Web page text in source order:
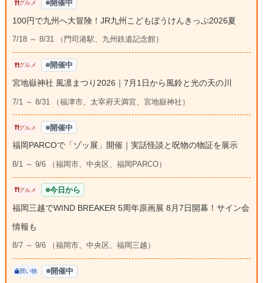
グルメ 開催中
100円で九州へ大冒険！JR九州こどもぼうけんきっぷ2026夏
7/18 ～ 8/31 （門司港駅、九州鉄道記念館）
グルメ 開催中
宮地嶽神社 風凛まつり2026｜7月1日から風鈴と光の天の川
7/1 ～ 8/31 （福津市、太宰府天満宮、宮地嶽神社）
グルメ 開催中
福岡PARCOで「ゾッ展」開催｜実話怪談と呪物の物証を展示
8/1 ～ 9/6 （福岡市、中央区、福岡PARCO）
グルメ 今日から
福岡三越でWIND BREAKER 5周年原画展 8月7日開幕！サイン会
情報も
8/7 ～ 9/6 （福岡市、中央区、福岡三越）
買い物 開催中